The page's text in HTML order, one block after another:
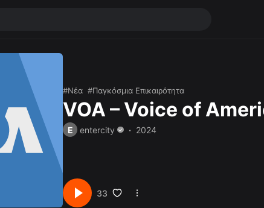
Νέα Παγκόσμια Επικαιρότητα
VOA – Voice of
E entercity 2024
33